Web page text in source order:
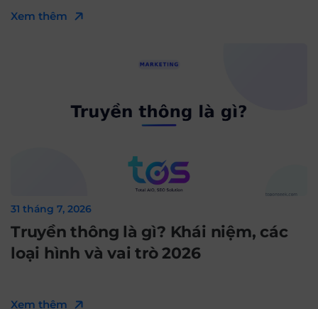
Xem thêm
31 tháng 7, 2026
Truyền thông là gì? Khái niệm, các
loại hình và vai trò 2026
Xem thêm